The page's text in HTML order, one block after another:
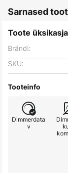
Sarnased
Toote
Brändi:
SKU:
Tooteinfo
Dimmerdata
v